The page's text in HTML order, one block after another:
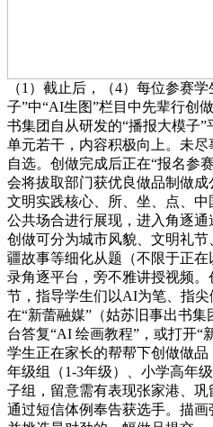
（1）截止后，（4）每位参赛
子”中“AI生图”栏目中先辈行创
书集团自从研发的“播报大模子
单元若干，内容积极向上。未
自选。创做完成后正在“报名参
会将拔取部门获优良做品制做
文明实践核心、所、坐、点、
公共场合进行展现，进入角逐
创做可分为城市风貌、文明礼
疆故事等细化从题（不限于正
录角逐平台，旁不雅讲授视频
节，指导学生们以AI为笔、指
在“新蕾融媒”（姑苏旧事出书
台答复“AI 绘画教程”，或打开“
学生正在家长的帮帮下创做做
年级组（1-3年级）、小学高年
子组，留意需有表现张家港、
通过短信体例奉告获选手。描画